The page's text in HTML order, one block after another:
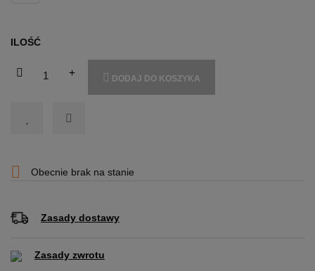
ILOŚĆ
DODAJ DO KOSZYKA
 Obecnie brak na stanie
Zasady dostawy
Zasady zwrotu